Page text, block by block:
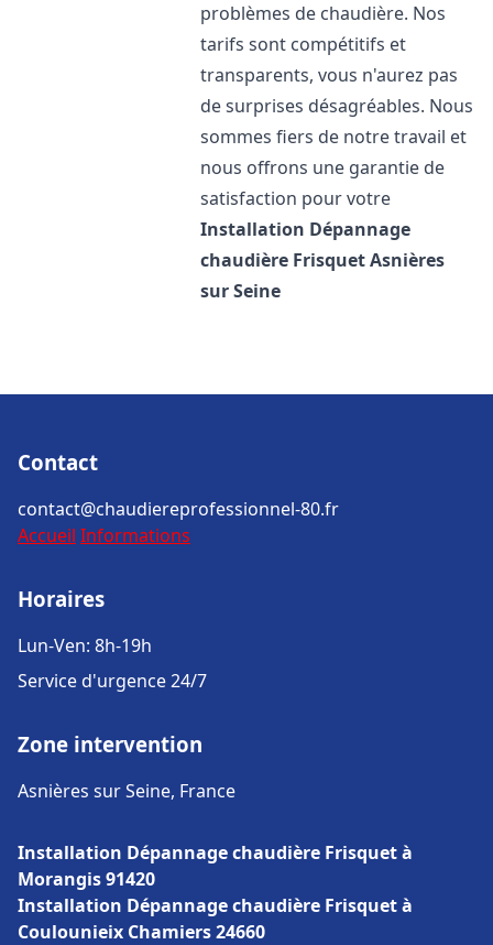
problèmes de chaudière. Nos
tarifs sont compétitifs et
transparents, vous n'aurez pas
de surprises désagréables. Nous
sommes fiers de notre travail et
nous offrons une garantie de
satisfaction pour votre
Installation Dépannage
chaudière FrisquetAsnières
sur Seine
Contact
contact@chaudiereprofessionnel-80.fr
Accueil Informations
Horaires
Lun-Ven: 8h-19h
Service d'urgence 24/7
Zone intervention
Asnières sur Seine, France
Installation Dépannage chaudière Frisquet à
Morangis 91420
Installation Dépannage chaudière Frisquet à
Coulounieix Chamiers 24660